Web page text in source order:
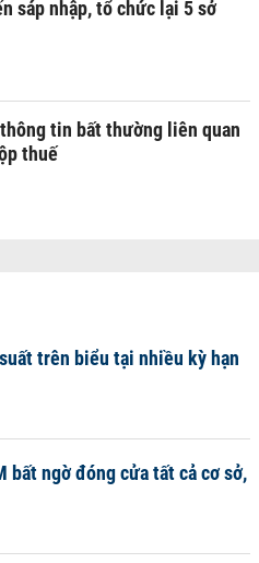
sáp nhập, tổ chức lại 5 sở
tin bất thường liên quan
thuế
trên biểu tại nhiều kỳ hạn
bất ngờ đóng cửa tất cả cơ sở,